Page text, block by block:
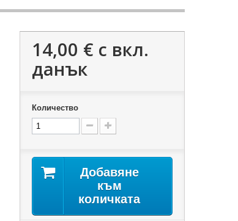
14,00 € с вкл.
данък
Количество
Добавяне
към
количката